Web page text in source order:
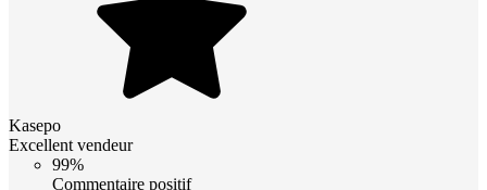
Kasepo
Excellent vendeur
99%
Commentaire positif